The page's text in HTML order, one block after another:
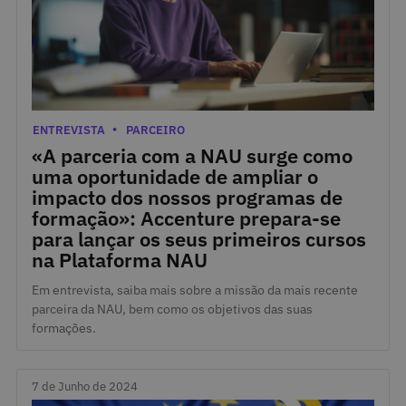
«A parceria com a NAU surge como
uma oportunidade de ampliar o
impacto dos nossos programas de
formação»: Accenture prepara-se
para lançar os seus primeiros cursos
na Plataforma NAU
10 de Abril de 2025
Categorias
ENTREVISTA PARCEIRO
Em entrevista, saiba mais sobre a missão da mais recente
parceira da NAU, bem como os objetivos das suas
formações.
7 de Junho de 2024